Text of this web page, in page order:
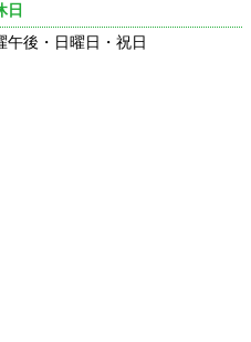
日
午後・日曜日・祝日